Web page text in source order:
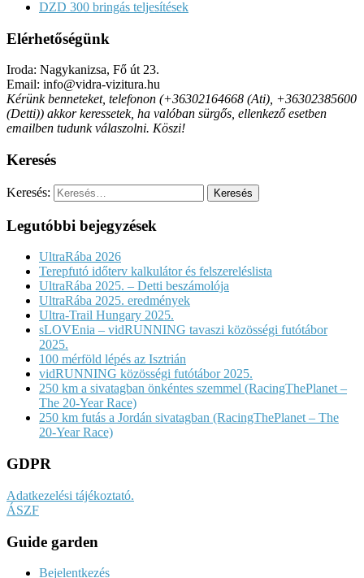
DZD 300 bringás teljesítések
Elérhetőségünk
Iroda: Nagykanizsa, Fő út 23.
Email: info@vidra-vizitura.hu
Kérünk benneteket, telefonon (+36302164668 (Ati), +36302385600
(Detti)) akkor keressetek, ha valóban sürgős, ellenkező esetben
emailben tudunk válaszolni. Köszi!
Keresés
Keresés:
Legutóbbi bejegyzések
UltraRába 2026
Terepfutó időterv kalkulátor és felszereléslista
UltraRába 2025. – Detti beszámolója
UltraRába 2025. eredmények
Ultra-Trail Hungary 2025.
sLOVEnia – vidRUNNING tavaszi közösségi futótábor
2025.
100 mérföld lépés az Isztrián
vidRUNNING közösségi futótábor 2025.
250 km a sivatagban önkéntes szemmel (RacingThePlanet –
The 20-Year Race)
250 km futás a Jordán sivatagban (RacingThePlanet – The
20-Year Race)
GDPR
Adatkezelési tájékoztató.
ÁSZF
Guide garden
Bejelentkezés